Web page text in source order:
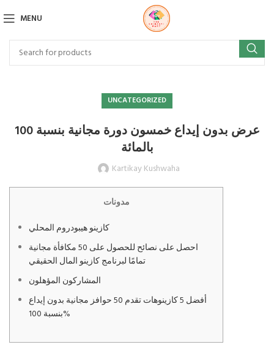
MENU
UNCATEGORIZED
عرض بدون إيداع خمسون دورة مجانية بنسبة 100
بالمائة
Kartikay Kushwaha
مدونات
كازينو هيبودروم المحلي
احصل على نصائح للحصول على 50 مكافأة مجانية
تمامًا لبرنامج كازينو المال الحقيقي
المشاركون المؤهلون
أفضل 5 كازينوهات تقدم 50 حوافز مجانية بدون إيداع
بنسبة 100%